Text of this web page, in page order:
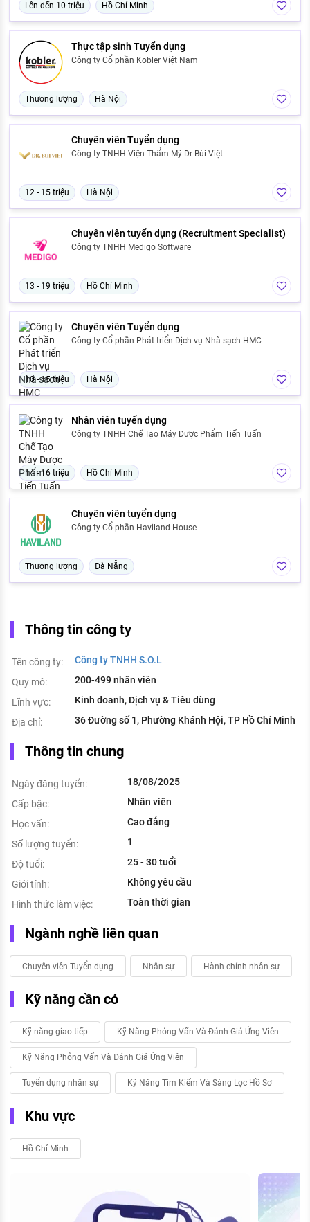
Lên đến 10 triệu Hồ Chí Minh
Thực tập sinh Tuyển dụng
Công ty Cổ phần Kobler Việt Nam
Thương lượng Hà Nội
Chuyên viên Tuyển dụng
Công ty TNHH Viện Thẩm Mỹ Dr Bùi Việt
12 - 15 triệu Hà Nội
Chuyên viên tuyển dụng (Recruitment Specialist)
Công ty TNHH Medigo Software
13 - 19 triệu Hồ Chí Minh
Chuyên viên Tuyển dụng
Công ty Cổ phần Phát triển Dịch vụ Nhà sạch HMC
10 - 15 triệu Hà Nội
Nhân viên tuyển dụng
Công ty TNHH Chế Tạo Máy Dược Phẩm Tiến Tuấn
14 - 16 triệu Hồ Chí Minh
Chuyên viên tuyển dụng
Công ty Cổ phần Haviland House
Thương lượng Đà Nẵng
Thông tin công ty
Tên công ty:
Công ty TNHH S.O.L
Quy mô:
200-499 nhân viên
Lĩnh vực:
Kinh doanh, Dịch vụ & Tiêu dùng
Địa chỉ:
36 Đường số 1, Phường Khánh Hội, TP Hồ Chí Minh
Thông tin chung
Ngày đăng tuyển:
18/08/2025
Cấp bậc:
Nhân viên
Học vấn:
Cao đẳng
Số lượng tuyển:
1
Độ tuổi:
25 - 30 tuổi
Giới tính:
Không yêu cầu
Hình thức làm việc:
Toàn thời gian
Ngành nghề liên quan
Chuyên viên Tuyển dụng Nhân sự Hành chính nhân sự
Kỹ năng cần có
Kỹ năng giao tiếp Kỹ Năng Phỏng Vấn Và Đánh Giá Ứng Viên
Kỹ Năng Phỏng Vấn Và Đánh Giá Ứng Viên
Tuyển dụng nhân sự Kỹ Năng Tìm Kiếm Và Sàng Lọc Hồ Sơ
Khu vực
Hồ Chí Minh